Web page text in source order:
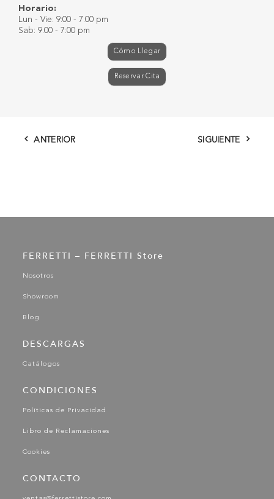
Horario:
Lun - Vie: 9:00 - 7:00 pm
Sab: 9:00 - 7:00 pm
Cómo Llegar
Reservar Cita
ANTERIOR SIGUIENTE
FERRETTI – FERRETTI Store
Nosotros
Showroom
Blog
DESCARGAS
Catálogos
CONDICIONES
Políticas de Privacidad
Libro de Reclamaciones
Cookies
CONTACTO